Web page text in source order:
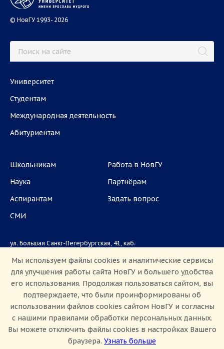
© НовГУ 1993- 2026
Университет
Студентам
Международная деятельность
Абитуриентам
Школьникам
Наука
Аспирантам
СМИ
Работа в НовГУ
Партнёрам
Задать вопрос
ул. Большая Санкт-Петербургская, 41, каб.
Приемная комиссия: +7(8162)33-20-44
Мы используем файлы cookies и аналитические сервисы
для улучшения работы сайта НовГУ и большего удобства
его использования. Продолжая пользоваться сайтом, вы
подтверждаете, что были проинформированы об
использовании файлов cookies сайтом НовГУ и согласны
с нашими правилами обработки персональных данных.
Вы можете отключить файлы cookies в настройках Вашего
браузера. Узнать больше